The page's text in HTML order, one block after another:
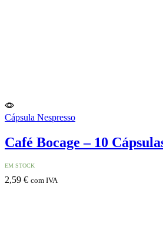
Cápsula Nespresso
Café Bocage – 10
EM STOCK
2,59 € com IVA